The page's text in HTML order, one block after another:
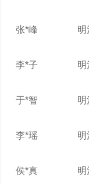
张*峰 明
李*子 明
于*智 明
李*瑶 明
侯*真 明